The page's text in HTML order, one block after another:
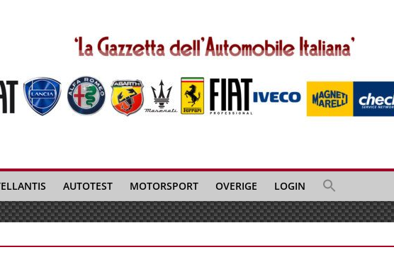
AUTOTEST MOTORSPORT OVERIGE LOGIN